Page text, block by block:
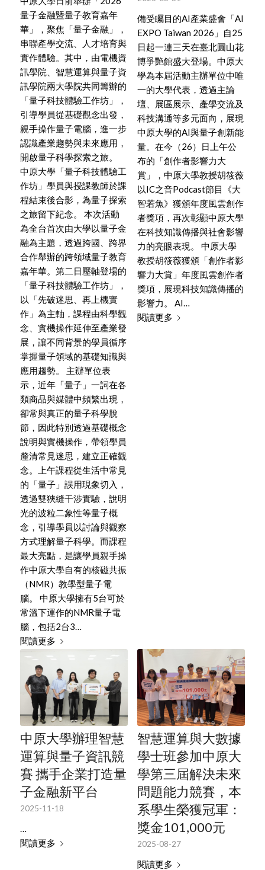
量子金融暨量子教育嘉年
華」，聚焦「量子金融」，
串聯產學交流、人才培育與
實作體驗。其中，由電機資
訊學院、智慧運算與量子資
訊學院兩大學院共同籌辦的
「量子科技體驗工作坊」，
引導學員從基礎觀念出發，
親手操作量子電腦，進一步
認識產業趨勢與未來應用，
開啟量子科學探索之旅。
中原大學「量子科技體驗工
作坊」學員與授課教師於課
程結束後合影，為量子探索
之旅留下紀念。 本次活動
為全台首次由大學以量子金
融為主題，透過跨國、跨界
合作舉辦的跨領域量子教育
嘉年華。第二日壓軸登場的
「量子科技體驗工作坊」，
以「先破迷思、再上機實
作」為主軸，課程由科學觀
念、實機操作延伸至產業發
展，讓不同背景的學員循序
掌握量子領域的基礎知識與
應用趨勢。 主辦單位表
示，近年「量子」一詞在各
類商品與媒體中頻繁出現，
卻常與真正的量子科學脫
節，因此特別透過基礎概念
說明與實機操作，帶領學員
釐清常見迷思，建立正確觀
念。上午課程從生活中常見
的「量子」誤用現象切入，
透過雙狹縫干涉實驗，說明
光的波粒二象性等量子概
念，引導學員以討論與觀察
方式理解量子科學。而課程
最大亮點，是讓學員親手操
作中原大學自有的核磁共振
（NMR）教學型量子電
腦。 中原大學擁有5台可於
常溫下運作的NMR量子電
腦，包括2台3…
閱讀更多
備受矚目的AI產業盛會「AI
EXPO Taiwan 2026」自25
日起一連三天在臺北圓山花
博爭艷館盛大登場。中原大
學為本屆活動主辦單位中唯
一的大學代表，透過主論
壇、展區展示、產學交流及
科技溝通等多元面向，展現
中原大學的AI與量子創新能
量。在今（26）日上午公
布的「創作者影響力大
賞」，中原大學教授胡筱薇
以IC之音Podcast節目《大
智若魚》獲頒年度風雲創作
者獎項，再次彰顯中原大學
在科技知識傳播與社會影響
力的亮眼表現。 中原大學
教授胡筱薇獲頒「創作者影
響力大賞」年度風雲創作者
獎項，展現科技知識傳播的
影響力。 AI…
閱讀更多
中原大學辦理智慧
運算與量子資訊競
賽 攜手企業打造量
子金融新平台
2025-11-18
…
閱讀更多
智慧運算與大數據
學士班參加中原大
學第三屆解決未來
問題能力競賽，本
系學生榮獲冠軍：
獎金101,000元
2025-08-27
閱讀更多